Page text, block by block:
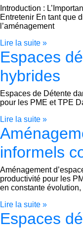
Introduction :
Entretenir En tant que
l’aménagement
Lire la suite »
Espaces
hybrides
Espaces de Détente
pour les PME et TPE
Lire la suite »
informels
Aménagement
productivité pour les
en constante
Lire la suite »
Espaces